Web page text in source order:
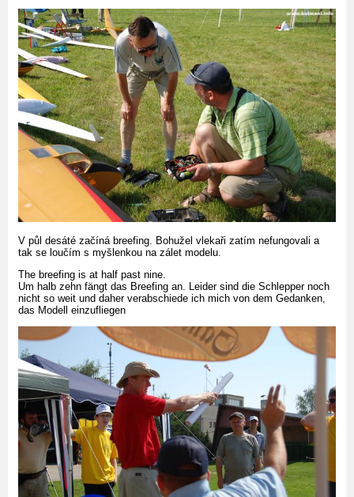
V půl desáté začíná breefing. Bohužel vlekaři zatím nefungovali a
tak se loučím s myšlenkou na zálet modelu.
The breefing is at half past nine.
Um halb zehn fängt das Breefing an. Leider sind die Schlepper noch
nicht so weit und daher verabschiede ich mich von dem Gedanken,
das Modell einzufliegen